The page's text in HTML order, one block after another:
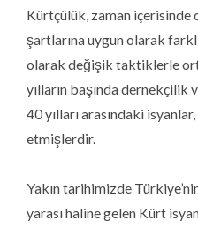
Kürtçülük, zaman içerisinde
şartlarına uygun olarak
olarak değişik taktiklerle
yılların başında
40 yılları arasındaki
etmişlerdir.
Yakın tarihimizde
yarası haline gelen Kürt